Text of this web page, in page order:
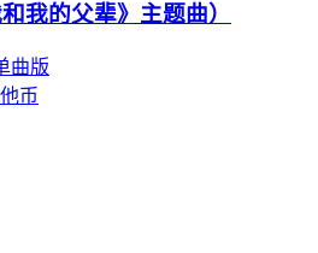
和我的父辈》主题曲）
曲版
币